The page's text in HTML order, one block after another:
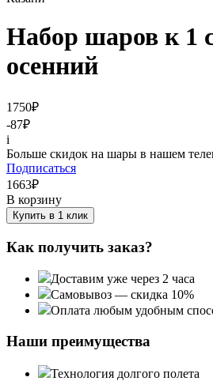
Набор шаров к 1
осенний
1750₽
-87₽
i
Больше скидок на шары в нашем
Подписаться
1663₽
В корзину
Купить в 1 клик
Как получить заказ?
Доставим уже через 2 часа
Самовывоз — скидка 10%
Оплата любым удобным
Наши преимущества
Технология долгого полета